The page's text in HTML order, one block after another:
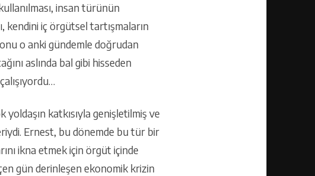
insan türünün
kendini iç örgütsel tartışmaların
o anki gündemle doğrudan
aslında bal gibi hisseden
katkısıyla genişletilmiş ve
Ernest, bu dönemde bu tür bir
ikna etmek için örgüt içinde
gün derinleşen ekonomik krizin